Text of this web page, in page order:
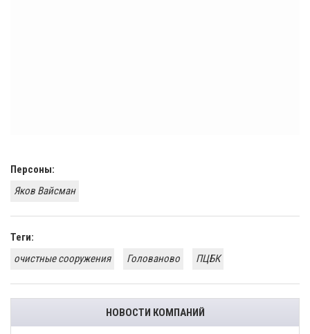
Персоны:
Яков Вайсман
Теги:
очистные сооружения
Голованово ПЦБК
НОВОСТИ КОМПАНИЙ